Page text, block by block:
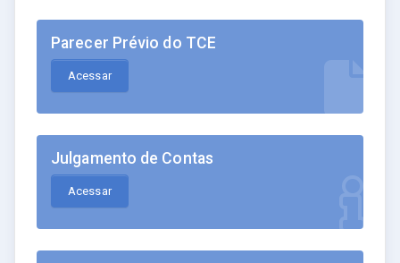
Parecer Prévio do TCE
Acessar
Julgamento de Contas
Acessar